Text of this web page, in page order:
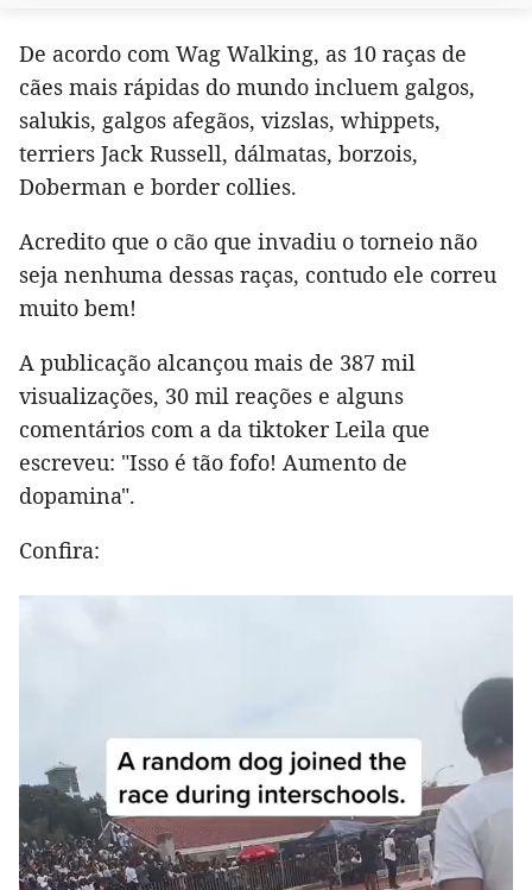
De acordo com Wag Walking, as 10 raças de
cães mais rápidas do mundo incluem galgos,
salukis, galgos afegãos, vizslas, whippets,
terriers Jack Russell, dálmatas, borzois,
Doberman e border collies.
Acredito que o cão que invadiu o torneio não
seja nenhuma dessas raças, contudo ele correu
muito bem!
A publicação alcançou mais de 387 mil
visualizações, 30 mil reações e alguns
comentários com a da tiktoker Leila que
escreveu: "Isso é tão fofo! Aumento de
dopamina".
Confira: